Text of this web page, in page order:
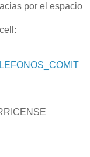
por el espacio